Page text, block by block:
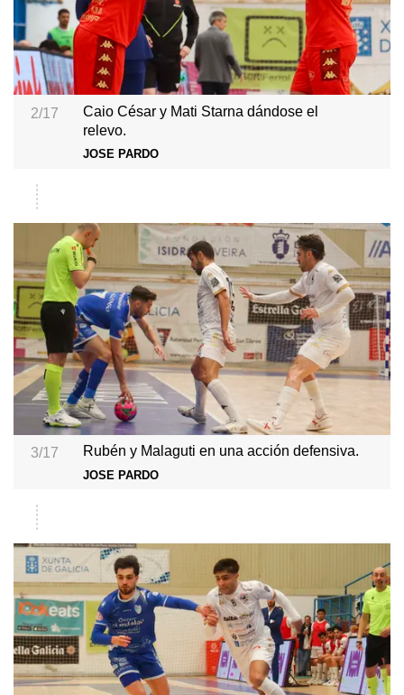
2/17
Caio César y Mati Starna dándose el
relevo.
JOSE PARDO
3/17 Rubén y Malaguti en una acción defensiva.
JOSE PARDO